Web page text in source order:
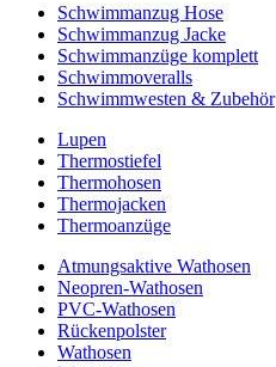
Schwimmanzug Hose
Schwimmanzug Jacke
Schwimmanzüge komplett
Schwimmoveralls
Schwimmwesten & Zubehör
Lupen
Thermostiefel
Thermohosen
Thermojacken
Thermoanzüge
Atmungsaktive Wathosen
Neopren-Wathosen
PVC-Wathosen
Rückenpolster
Wathosen